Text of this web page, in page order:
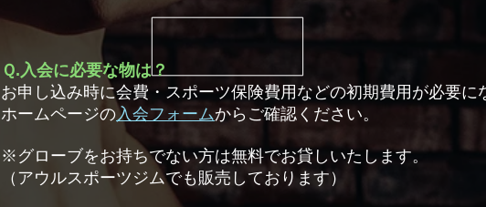
Ｑ.入会に必要な物は？
お申し込み時に会費・スポーツ保険費用などの初期費用が必要に
ホームページの入会フォームからご確認ください。
※グローブをお持ちでない方は無料でお貸しいたします。
（アウルスポーツジムでも販売しております）